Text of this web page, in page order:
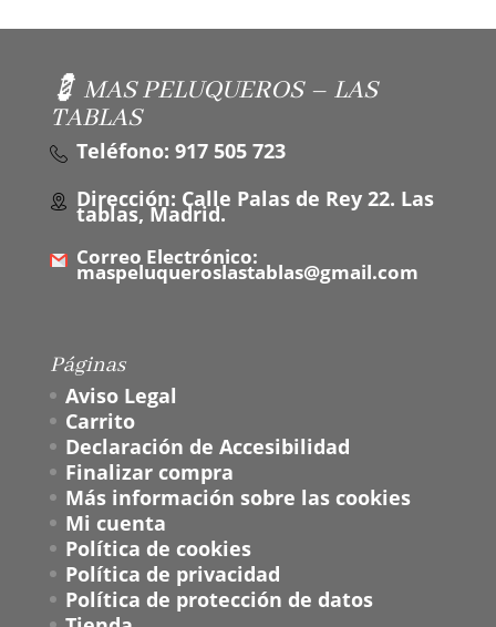
💈 MAS PELUQUEROS – LAS
TABLAS
Teléfono: 917 505 723
Dirección: Calle Palas de Rey 22. Las
tablas, Madrid.
Correo Electrónico:
maspeluqueroslastablas@gmail.com
Páginas
Aviso Legal
Carrito
Declaración de Accesibilidad
Finalizar compra
Más información sobre las cookies
Mi cuenta
Política de cookies
Política de privacidad
Política de protección de datos